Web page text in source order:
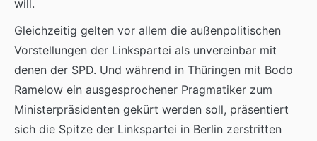
will.
Gleichzeitig gelten vor allem die außenpolitischen
Vorstellungen der Linkspartei als unvereinbar mit
denen der SPD. Und während in Thüringen mit Bodo
Ramelow ein ausgesprochener Pragmatiker zum
Ministerpräsidenten gekürt werden soll, präsentiert
sich die Spitze der Linkspartei in Berlin zerstritten